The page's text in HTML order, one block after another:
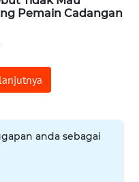
Pemain Cadangan
anda sebagai